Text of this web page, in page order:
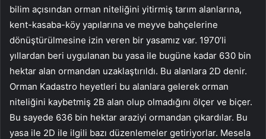
bilim açısından orman niteliğini yitirmiş tarım alanlarına,
kent-kasaba-köy yapılarına ve meyve bahçelerine
dönüştürülmesine izin veren bir yasamız var. 1970’li
yıllardan beri uygulanan bu yasa ile bugüne kadar 630 bin
hektar alan ormandan uzaklaştırıldı. Bu alanlara 2D denir.
Orman Kadastro heyetleri bu alanlara gelerek orman
niteliğini kaybetmiş 2B alan olup olmadığını ölçer ve biçer.
Bu sayede 636 bin hektar araziyi ormandan çıkardılar. Bu
yasa ile 2D ile ilgili bazı düzenlemeler getiriyorlar. Mesela